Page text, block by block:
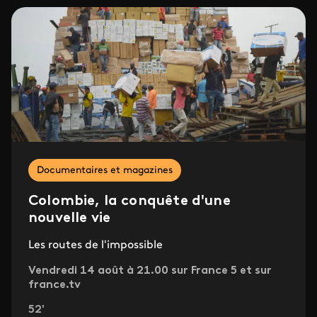
Documentaires et magazines
Colombie, la conquête d'une
nouvelle vie
Les routes de l'impossible
Vendredi 14 août à 21.00 sur France 5 et sur
france.tv
52'